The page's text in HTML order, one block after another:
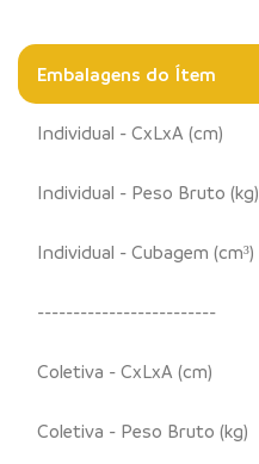
Embalagens do Ítem
Individual - CxLxA (cm)
Individual - Peso Bruto (kg)
Individual - Cubagem (cm³)
-------------------------
Coletiva - CxLxA (cm)
Coletiva - Peso Bruto (kg)